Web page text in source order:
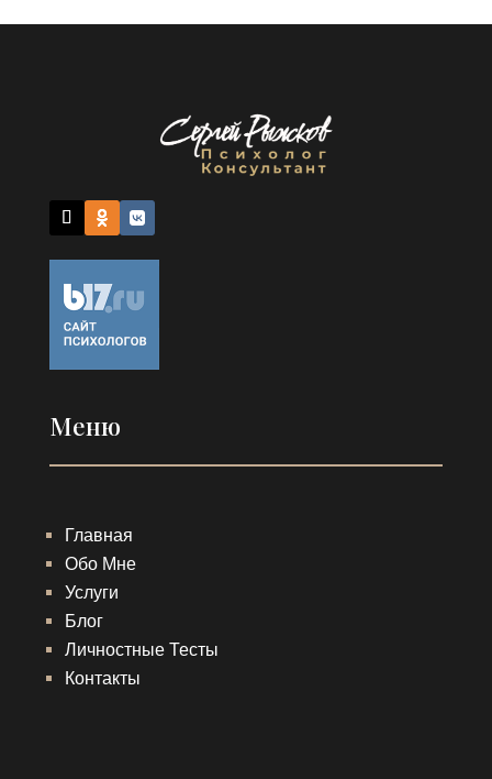
Меню
Главная
Обо Мне
Услуги
Блог
Личностные Тесты
Контакты